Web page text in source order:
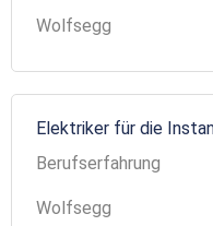
Wolfsegg
Elektriker für die
Berufserfahrung
Wolfsegg